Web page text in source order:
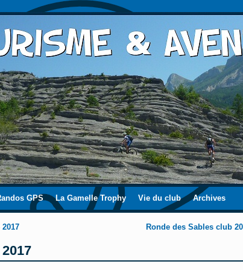
GPS La Gamelle Trophy Vie du club Archives
Ronde des Sables club